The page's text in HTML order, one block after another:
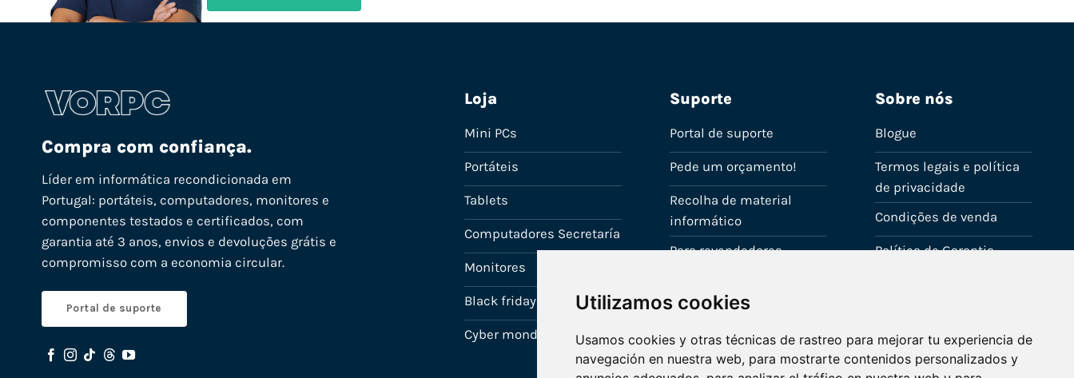
Utilizamos cookies
Usamos cookies y otras técnicas de rastreo para mejorar tu experiencia de
navegación en nuestra web, para mostrarte contenidos personalizados y
Compra com confiança.
Líder em informática recondicionada em
Portugal: portáteis, computadores, monitores e
componentes testados e certificados, com
garantia até 3 anos, envios e devoluções grátis e
compromisso com a economia circular.
Portal de suporte
Loja
Mini PCs
Portáteis
Tablets
Computadores Secretaría
Monitores
Black friday
Cyber monday
Suporte
Portal de suporte
Pede um orçamento!
Recolha de material
informático
Para revendedores
Sobre nós
Blogue
Termos legais e política
de privacidade
Condições de venda
Política de Garantia
Fale connosco